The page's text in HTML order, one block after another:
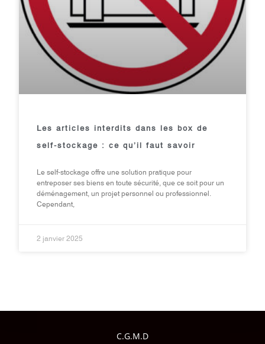
Les articles interdits dans les box de
self-stockage : ce qu’il faut savoir
Le self-stockage offre une solution pratique pour
entreposer ses biens en toute sécurité, que ce soit pour un
déménagement, un projet personnel ou professionnel.
Cependant,
2 janvier 2025
C.G.M.D